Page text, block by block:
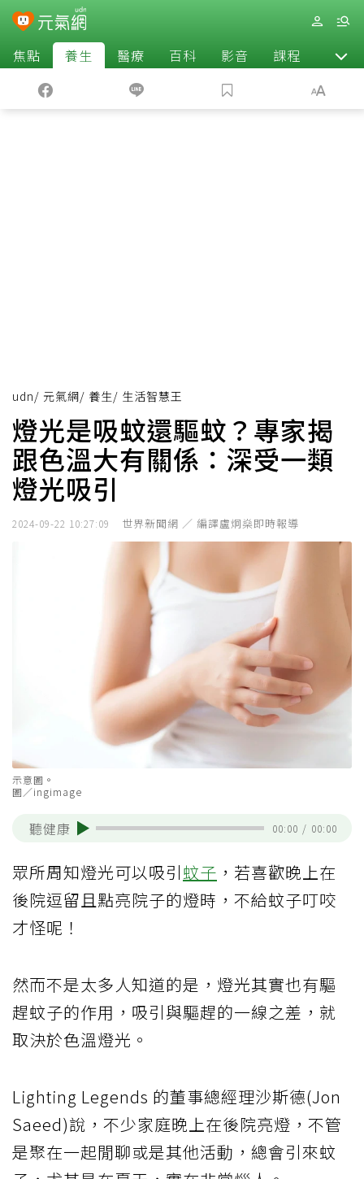
焦點 養生 醫療 百科 影音 課程 退休
udn/ 元氣網/ 養生/ 生活智慧王
燈光是吸蚊還驅蚊？專家揭
跟色溫大有關係：深受一類
燈光吸引
2024-09-22 10:27:09 世界新聞網 ／ 編譯盧炯燊即時報導
示意圖。
圖／ingimage
聽健康 00:00 / 00:00
眾所周知燈光可以吸引蚊子 ，若喜歡晚上在
後院逗留且點亮院子的燈時，不給蚊子叮咬
才怪呢！
然而不是太多人知道的是，燈光其實也有驅
趕蚊子的作用，吸引與驅趕的一線之差，就
取決於色溫燈光。
Lighting Legends 的董事總經理沙斯德(Jon
Saeed)說，不少家庭晚上在後院亮燈，不管
是聚在一起閒聊或是其他活動，總會引來蚊